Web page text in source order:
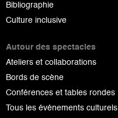
Bibliographie
Culture inclusive
Autour des spectacles
Ateliers et collaborations
Bords de scène
Conférences et tables rondes
Tous les événements culturels